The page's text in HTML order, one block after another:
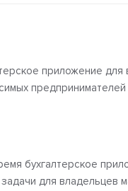
приложение для
предпринимателей
бухгалтерское
для владельцев